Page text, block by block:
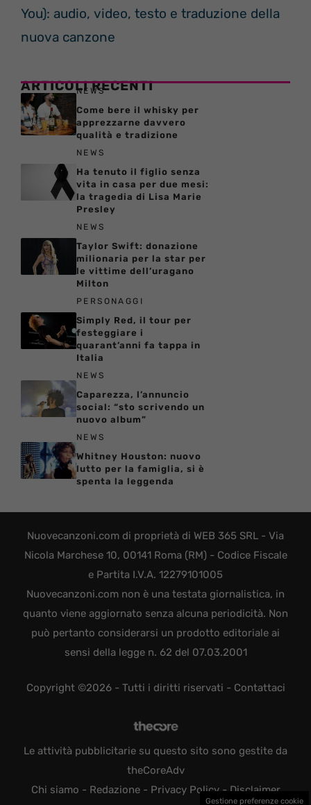
You): audio, video, testo e traduzione della
nuova canzone
ARTICOLI RECENTI
NEWS
Come bere il whisky per
apprezzarne davvero
qualità e tradizione
NEWS
Ha tenuto il figlio senza
vita in casa per due mesi:
la tragedia di Lisa Marie
Presley
NEWS
Taylor Swift: donazione
milionaria per la star per
le vittime dell’uragano
Milton
PERSONAGGI
Simply Red, il tour per
festeggiare i
quarant’anni fa tappa in
Italia
NEWS
Caparezza, l’annuncio
social: “sto scrivendo un
nuovo album”
NEWS
Whitney Houston: nuovo
lutto per la famiglia, si è
spenta la leggenda
Nuovecanzoni.com di proprietà di WEB 365 SRL - Via
Nicola Marchese 10, 00141 Roma (RM) - Codice Fiscale
e Partita I.V.A. 12279101005
Nuovecanzoni.com non è una testata giornalistica, in
quanto viene aggiornato senza alcuna periodicità. Non
può pertanto considerarsi un prodotto editoriale ai
sensi della legge n. 62 del 07.03.2001
Copyright ©2026 - Tutti i diritti riservati - Contattaci
Le attività pubblicitarie su questo sito sono gestite da
theCoreAdv
Chi siamo - Redazione- Privacy Policy- Disclaimer
Gestione preferenze cookie